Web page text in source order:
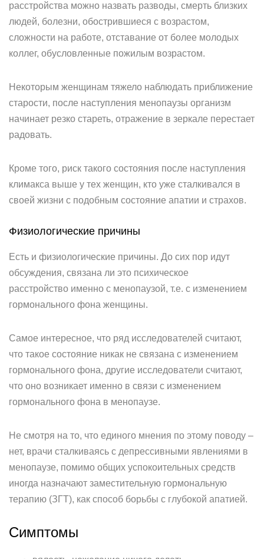
расстройства можно назвать разводы, смерть близких
людей, болезни, обострившиеся с возрастом,
сложности на работе, отставание от более молодых
коллег, обусловленные пожилым возрастом.
Некоторым женщинам тяжело наблюдать приближение
старости, после наступления менопаузы организм
начинает резко стареть, отражение в зеркале перестает
радовать.
Кроме того, риск такого состояния после наступления
климакса выше у тех женщин, кто уже сталкивался в
своей жизни с подобным состояние апатии и страхов.
Физиологические причины
Есть и физиологические причины. До сих пор идут
обсуждения, связана ли это психическое
расстройство именно с менопаузой, т.е. с изменением
гормонального фона женщины.
Самое интересное, что ряд исследователей считают,
что такое состояние никак не связана с изменением
гормонального фона, другие исследователи считают,
что оно возникает именно в связи с изменением
гормонального фона в менопаузе.
Не смотря на то, что единого мнения по этому поводу –
нет, врачи сталкиваясь с депрессивными явлениями в
менопаузе, помимо общих успокоительных средств
иногда назначают заместительную гормональную
терапию (ЗГТ), как способ борьбы с глубокой апатией.
Симптомы